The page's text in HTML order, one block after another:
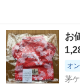
お
オ
茅